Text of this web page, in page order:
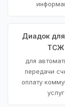
Диадок
ТСЖ
для
передачи
оплату
услуг